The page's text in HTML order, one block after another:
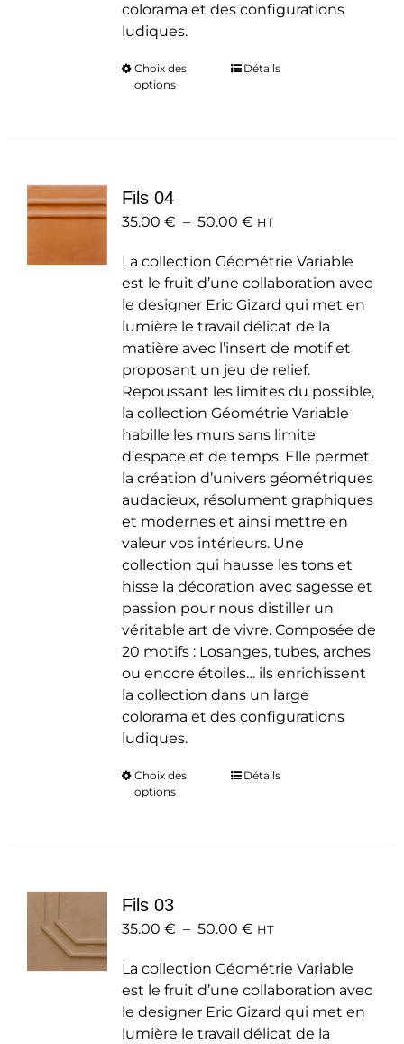
colorama et des configurations
ludiques.
Choix des
options
Ce
peuvent
choisies
sur
la
page
du
produit
Détails
Fils 04
35.00 € – 50.00 €Plage
prix :
35.00 €
à
50.00 €
HT
La collection Géométrie Variable
est le fruit d’une collaboration avec
le designer Eric Gizard qui met en
lumière le travail délicat de la
matière avec l’insert de motif et
proposant un jeu de relief.
Repoussant les limites du possible,
la collection Géométrie Variable
habille les murs sans limite
d’espace et de temps. Elle permet
la création d’univers géométriques
audacieux, résolument graphiques
et modernes et ainsi mettre en
valeur vos intérieurs. Une
collection qui hausse les tons et
hisse la décoration avec sagesse et
passion pour nous distiller un
véritable art de vivre. Composée de
20 motifs : Losanges, tubes, arches
ou encore étoiles… ils enrichissent
la collection dans un large
colorama et des configurations
ludiques.
Choix des
options
Ce
peuvent
choisies
sur
la
page
Détails
Fils 03
35.00 € – 50.00 €Plage
prix :
35.00 €
à
50.00 €
HT
La collection Géométrie Variable
est le fruit d’une collaboration avec
le designer Eric Gizard qui met en
lumière le travail délicat de la